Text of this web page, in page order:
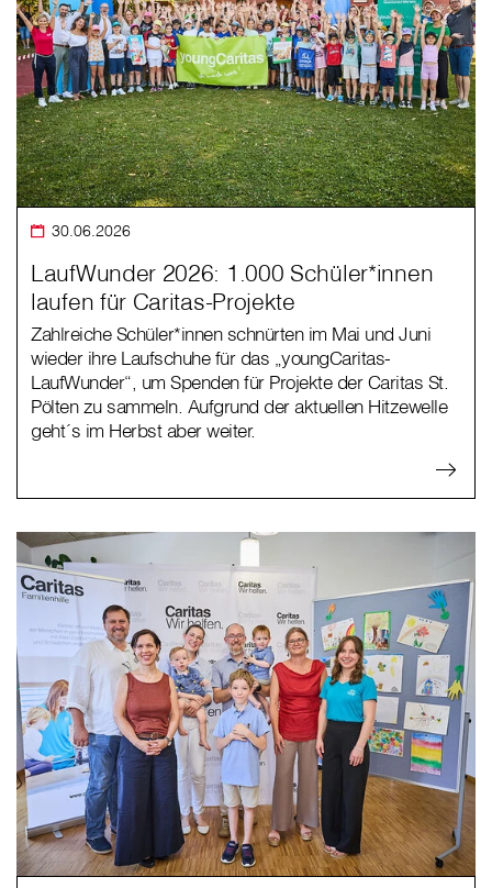
30.06.2026
LaufWunder 2026: 1.000 Schüler*innen
laufen für Caritas-Projekte
Zahlreiche Schüler*innen schnürten im Mai und Juni
wieder ihre Laufschuhe für das „youngCaritas-
LaufWunder“, um Spenden für Projekte der Caritas St.
Pölten zu sammeln. Aufgrund der aktuellen Hitzewelle
geht´s im Herbst aber weiter.